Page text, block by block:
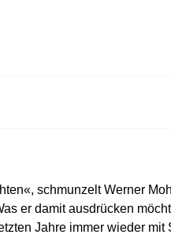
schmunzelt Werner
er damit ausdrücken
Jahre immer wieder mit